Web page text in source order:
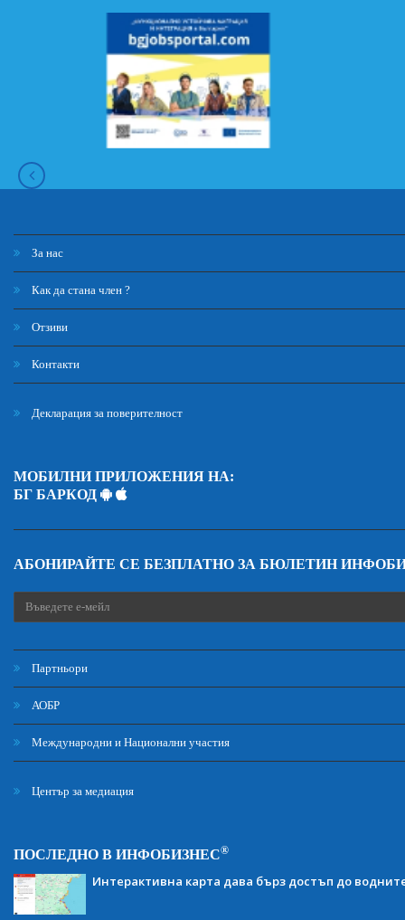
За нас
Как да стана член ?
Отзиви
Контакти
Декларация за поверителност
МОБИЛНИ ПРИЛОЖЕНИЯ НА:
БГ БАРКОД
АБОНИРАЙТЕ СЕ БЕЗПЛАТНО ЗА БЮЛЕТИН
Партньори
АОБР
Международни и Национални участия
Център за медиация
ПОСЛЕДНО В ИНФОБИЗНЕС®
Интерактивна карта дава бърз достъп до